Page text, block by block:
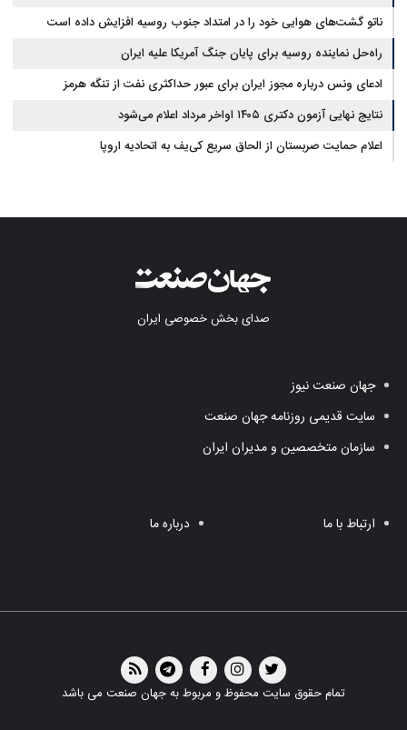
ناتو گشت‌های هوایی خود را در امتداد جنوب روسیه افزایش داده است
راه‌حل نماینده روسیه برای پایان جنگ آمریکا علیه ایران
ادعای ونس درباره مجوز ایران برای عبور حداکثری نفت از تنگه هرمز
نتایج نهایی آزمون دکتری ۱۴۰۵ اواخر مرداد اعلام می‌شود
اعلام حمایت صربستان از الحاق سریع کی‌یف به اتحادیه اروپا
صدای بخش خصوصی ایران
جهان صنعت نیوز
سایت قدیمی روزنامه جهان صنعت
سازمان متخصصین و مدیران ایران
ارتباط با ما درباره ما
تمام حقوق سایت محفوظ و مربوط به جهان صنعت می باشد